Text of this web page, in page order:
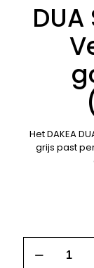
DUA
Het DAKEA
grijs past